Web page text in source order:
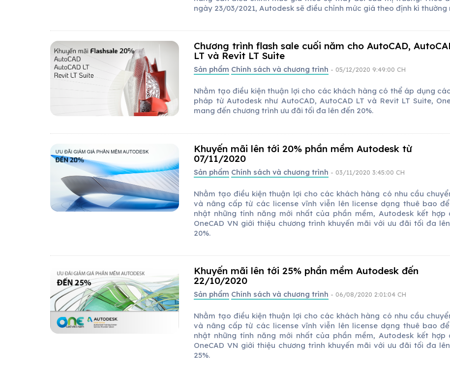
ngày 23/03/2021, Autodesk sẽ điều chỉnh mức giá theo định kì thường
Chương trình flash sale cuối năm cho AutoCAD,
LT và Revit LT Suite
Sản phẩm Chính sách và chương trình - 05/12/2020 9:49:00 CH
Nhằm tạo điều kiện thuận lợi cho các khách hàng có thể áp dụng
pháp từ Autodesk như AutoCAD, AutoCAD LT và Revit LT Suite,
mang đến chương trình ưu đãi tối đa lên đến 20%.
Khuyến mãi lên tới 20% phần mềm Autodesk từ
07/11/2020
Sản phẩm Chính sách và chương trình - 03/11/2020 3:45:00 CH
Nhằm tạo điều kiện thuận lợi cho các khách hàng có nhu cầu
và nâng cấp từ các license vĩnh viễn lên license dạng thuê bao
nhật những tính năng mới nhất của phần mềm, Autodesk kết hợp
OneCAD VN giới thiệu chương trình khuyến mãi với ưu đãi tối đa
20%.
Khuyến mãi lên tới 25% phần mềm Autodesk đến
22/10/2020
Sản phẩm Chính sách và chương trình - 06/08/2020 2:01:04 CH
Nhằm tạo điều kiện thuận lợi cho các khách hàng có nhu cầu
và nâng cấp từ các license vĩnh viễn lên license dạng thuê bao
nhật những tính năng mới nhất của phần mềm, Autodesk kết hợp
OneCAD VN giới thiệu chương trình khuyến mãi với ưu đãi tối đa
25%.